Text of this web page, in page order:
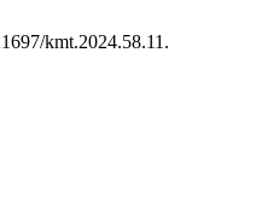
kmt.2024.58.11.